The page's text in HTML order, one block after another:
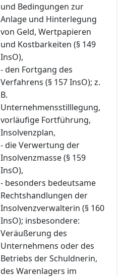
und Bedingungen zur
Anlage und Hinterlegung
von Geld, Wertpapieren
und Kostbarkeiten (§ 149
InsO),
- den Fortgang des
Verfahrens (§ 157 InsO); z.
B.
Unternehmensstilllegung,
vorläufige Fortführung,
Insolvenzplan,
- die Verwertung der
Insolvenzmasse (§ 159
InsO),
- besonders bedeutsame
Rechtshandlungen der
Insolvenzverwalterin (§ 160
InsO); insbesondere:
Veräußerung des
Unternehmens oder des
Betriebs der Schuldnerin,
des Warenlagers im